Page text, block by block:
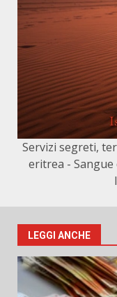
Servizi segreti,
eritrea - Sangue
LEGGI ANCHE